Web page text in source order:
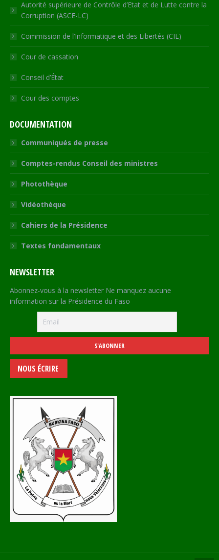
Autorité supérieure de Contrôle d’Etat et de Lutte contre la
Corruption (ASCE-LC)
Commission de l’Informatique et des Libertés (CIL)
Cour de cassation
Conseil d’État
Cour des comptes
DOCUMENTATION
Communiqués de presse
Comptes-rendus Conseil des ministres
Photothèque
Vidéothèque
Cahiers de la Présidence
Textes fondamentaux
NEWSLETTER
Abonnez-vous à la newsletter Ne manquez aucune
information sur la Présidence du Faso
NOUS ÉCRIRE